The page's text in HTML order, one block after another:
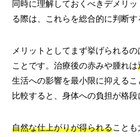
同時に理解しておくべきデメリ
る際は、これらを総合的に判断す
メリットとしてまず挙げられるの
ことです。治療後の赤みや腫れは
生活への影響を最小限に抑える
比較すると、身体への負担が格段
自然な仕上がりが得られること